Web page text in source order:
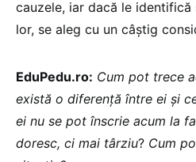
cauzele, iar dacă le
lor, se aleg cu un câștig
EduPedu.ro: Cum pot trece
există o diferență între ei și
ei nu se pot înscrie acum la
doresc, ci mai târziu? Cum